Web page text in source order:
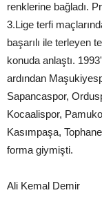
renklerine bağladı.
3.Lige terfi
başarılı ile terleyen
konuda anlaştı.
ardından
Sapancaspor,
Kocaalispor,
Kasımpaşa,
forma giymişti.
Ali Kemal Demir